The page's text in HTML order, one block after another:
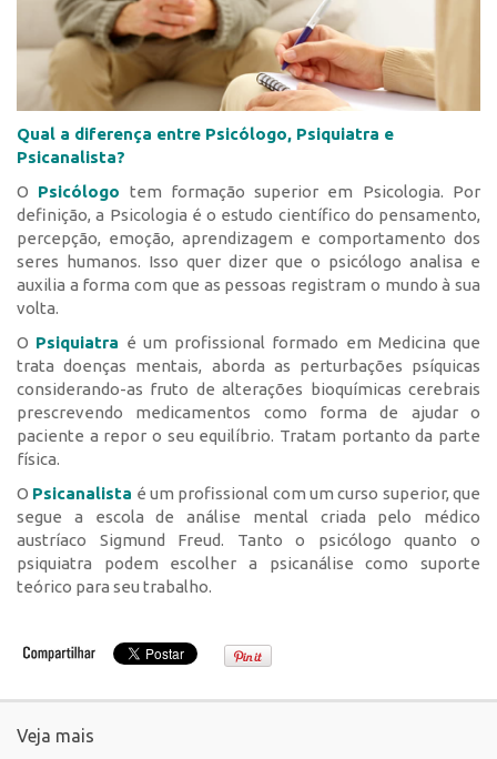
Qual a diferença entre Psicólogo, Psiquiatra e
Psicanalista?
O Psicólogo tem formação superior em Psicologia. Por
definição, a Psicologia é o estudo científico do pensamento,
percepção, emoção, aprendizagem e comportamento dos
seres humanos. Isso quer dizer que o psicólogo analisa e
auxilia a forma com que as pessoas registram o mundo à sua
volta.
O Psiquiatra é um profissional formado em Medicina que
trata doenças mentais, aborda as perturbações psíquicas
considerando-as fruto de alterações bioquímicas cerebrais
prescrevendo medicamentos como forma de ajudar o
paciente a repor o seu equilíbrio. Tratam portanto da parte
física.
O Psicanalista é um profissional com um curso superior, que
segue a escola de análise mental criada pelo médico
austríaco Sigmund Freud. Tanto o psicólogo quanto o
psiquiatra podem escolher a psicanálise como suporte
teórico para seu trabalho.
Veja mais